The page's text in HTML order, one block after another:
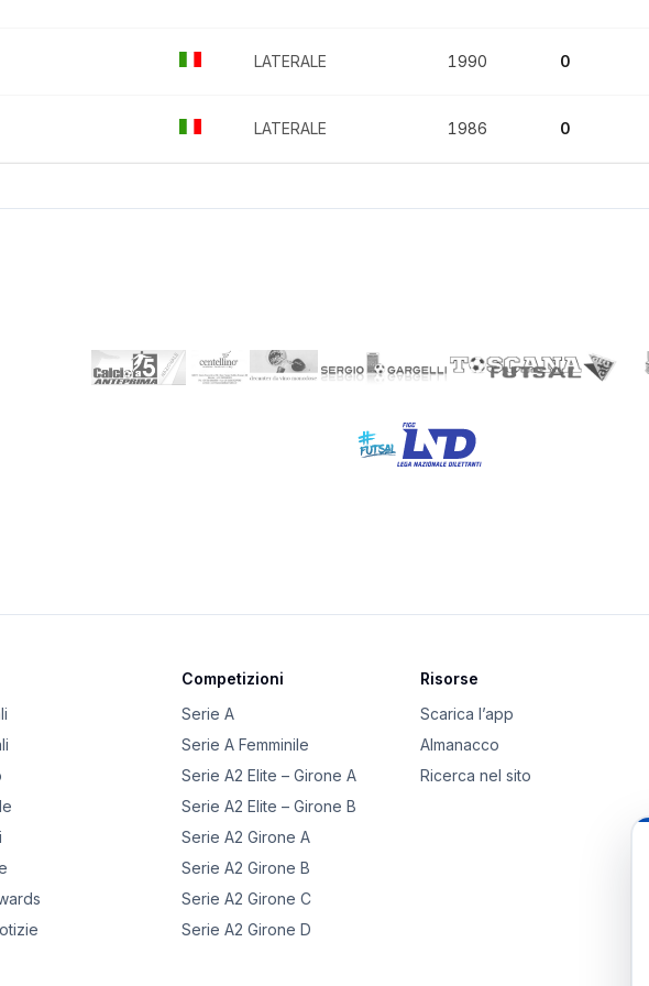
LATERALE 1990 0
LATERALE 1986 0
Competizioni
Serie A
Serie A Femminile
Serie A2 Elite – Girone A
Serie A2 Elite – Girone B
Serie A2 Girone A
Serie A2 Girone B
Serie A2 Girone C
Serie A2 Girone D
Risorse
Scarica l’app
Almanacco
Ricerca nel sito